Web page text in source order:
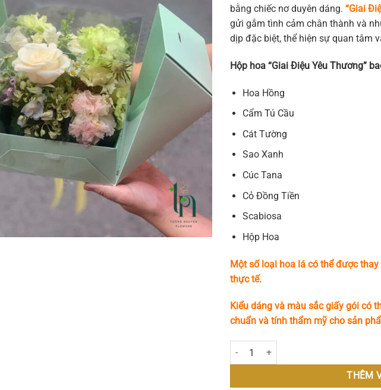
bằng chiếc nơ duyên dáng. “Giai
gửi gắm tình cảm chân thành và
dịp đặc biệt, thể hiện sự quan tâm
Hộp hoa “Giai Điệu Yêu Thương”
Hoa Hồng
Cẩm Tú Cầu
Cát Tường
Sao Xanh
Cúc Tana
Cỏ Đồng Tiền
Scabiosa
Hộp Hoa
Một số loại hoa lá có thể được
thực tế.
Kiểu dáng và màu sắc giấy gói có
chuẩn và tính thẩm mỹ cho sản
Giai Điệu Yêu Thương số lượng
THÊM